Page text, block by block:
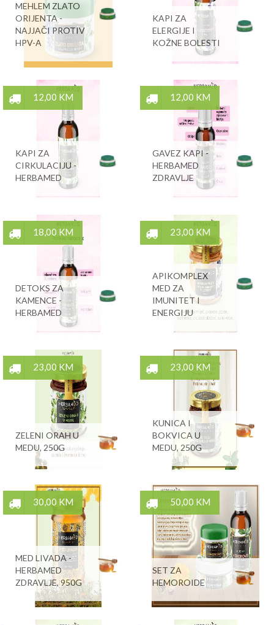
MEHLEM ZLATO
ORIJENTA -
NAJJAČI PROTIV
HPV-A
KAPI ZA
ELERGIJE I
KOŽNE BOLESTI
12,00 KM
KAPI ZA
CIRKULACIJU -
HERBAMED
12,00 KM
GAVEZ KAPI -
HERBAMED
ZDRAVLJE
18,00 KM
DETOKS ZA
KAMENCE -
HERBAMED
23,00 KM
APIKOMPLEX
MED ZA
IMUNITET I
ENERGIJU
23,00 KM
ZELENI ORAH U
MEDU, 250G
23,00 KM
KUNICA I
BOKVICA U
MEDU, 250G
30,00 KM
MED LIVADA -
HERBAMED
ZDRAVLJE, 950G
50,00 KM
SET ZA
HEMOROIDE